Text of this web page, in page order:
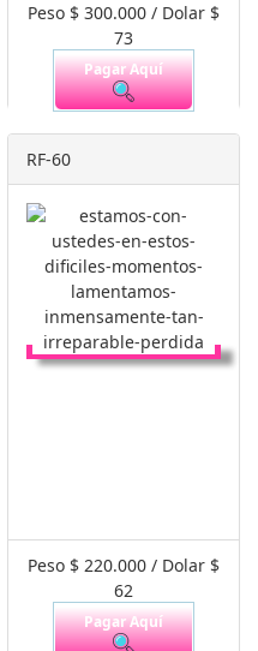
Peso $ 300.000 / Dolar $
73
Pagar Aquí
RF-60
Peso $ 220.000 / Dolar $
62
Pagar Aquí